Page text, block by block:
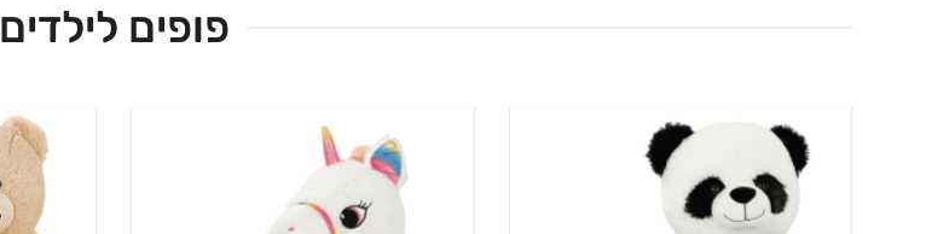
האפשרויות
בעמוד
המוצר
פופים לילדים